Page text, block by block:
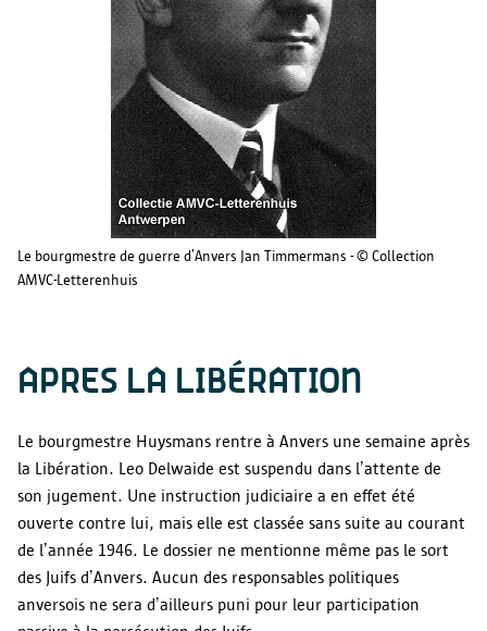
Le bourgmestre de guerre d’Anvers Jan Timmermans - © Collection
AMVC-Letterenhuis
APRES LA LIBÉRATION
Le bourgmestre Huysmans rentre à Anvers une semaine après
la Libération. Leo Delwaide est suspendu dans l’attente de
son jugement. Une instruction judiciaire a en effet été
ouverte contre lui, mais elle est classée sans suite au courant
de l’année 1946. Le dossier ne mentionne même pas le sort
des Juifs d’Anvers. Aucun des responsables politiques
anversois ne sera d’ailleurs puni pour leur participation